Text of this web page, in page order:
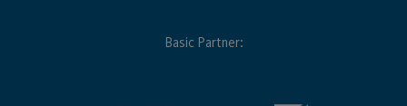
Basic Partner: